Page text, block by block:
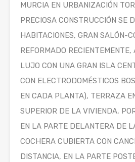
MURCIA EN URBANIZACIÓN
PRECIOSA CONSTRUCCIÓN SE
HABITACIONES, GRAN SALÓN-
REFORMADO
LUJO CON UNA GRAN ISLA
CON ELECTRODOMÉSTICOS
EN CADA PLANTA), TERRAZA
SUPERIOR DE LA VIVIENDA,
EN LA PARTE DELANTERA DE
COCHERA CUBIERTA CON
DISTANCIA, EN LA PARTE